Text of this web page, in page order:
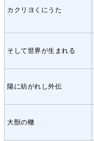
カクリヨくにうた
そして世界が生まれる
陽に紡がれし外伝
大獣の轍